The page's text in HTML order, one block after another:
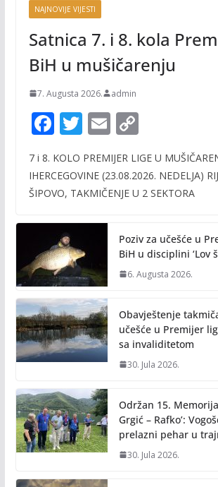
NAJNOVIJE VIJESTI
Satnica 7. i 8. kola
BiH u mušičarenju
7. Augusta 2026. admin
F
ac
e
b
o
k
T
w
itt
er
E
m
ai
l
C
p
y
n
k
7 i 8. KOLO PREMIJER LIGE U
IHERCEGOVINE (23.08.2026. NEDELJA)
ŠIPOVO, TAKMIČENJE U 2 SEKTORA
Poziv za učešće u
BiH u disciplini ‘Lov
6. Augusta 2026.
Obavještenje
učešće u Premijer
sa invaliditetom
30. Jula 2026.
Održan 15.
Grgić – Rafko’:
prelazni pehar u
30. Jula 2026.